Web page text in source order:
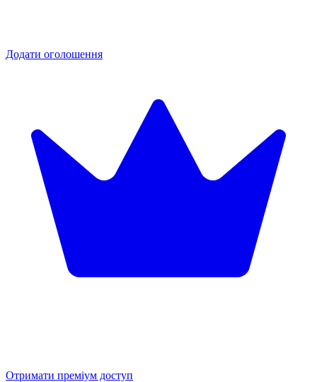
Додати оголошення
Отримати преміум доступ